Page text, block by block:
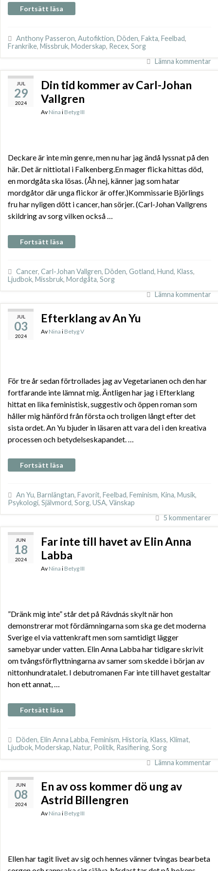
Fortsätt läsa
Anthony Passeron, Autofiktion, Döden, Fakta, Feelbad,
Frankrike, Missbruk, Moderskap, Recex, Sorg
Lämna kommentar
JUL
29
2024
Din tid kommer av Carl-Johan
Vallgren
Av Nina i Betyg III
Deckare är inte min genre, men nu har jag ändå lyssnat på den
här. Det är nittiotal i Falkenberg.En mager flicka hittas död,
en mordgåta ska lösas. (Åh nej, känner jag som hatar
mordgåtor där unga flickor är offer.)Kommissarie Björlings
fru har nyligen dött i cancer, han sörjer. (Carl-Johan Vallgrens
skildring av sorg vilken också …
Fortsätt läsa
Cancer, Carl-Johan Vallgren, Döden, Gotland, Hund, Klass,
Ljudbok, Missbruk, Mordgåta, Sorg
Lämna kommentar
JUL
03
2024
Efterklang av An Yu
Av Nina i Betyg V
För tre år sedan förtrollades jag av Vegetarianen och den har
fortfarande inte lämnat mig. Äntligen har jag i Efterklang
hittat en lika feministisk, suggestiv och öppen roman som
håller mig hänförd från första och troligen långt efter det
sista ordet. An Yu bjuder in läsaren att vara del i den kreativa
processen och betydelseskapandet. …
Fortsätt läsa
An Yu, Barnlängtan, Favorit, Feelbad, Feminism, Kina, Musik,
Psykologi, Självmord, Sorg, USA, Vänskap
5 kommentarer
JUN
18
2024
Far inte till havet av Elin Anna
Labba
Av Nina i Betyg III
”Dränk mig inte” står det på Rávdnás skylt när hon
demonstrerar mot fördämningarna som ska ge det moderna
Sverige el via vattenkraft men som samtidigt lägger
samebyar under vatten. Elin Anna Labba har tidigare skrivit
om tvångsförflyttningarna av samer som skedde i början av
nittonhundratalet. I debutromanen Far inte till havet gestaltar
hon ett annat, …
Fortsätt läsa
Döden, Elin Anna Labba, Feminism, Historia, Klass, Klimat,
Ljudbok, Moderskap, Natur, Politik, Rasifiering, Sorg
Lämna kommentar
JUN
08
2024
En av oss kommer dö ung av
Astrid Billengren
Av Nina i Betyg III
Ellen har tagit livet av sig och hennes vänner tvingas bearbeta